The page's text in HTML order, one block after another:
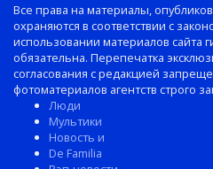
Все права на материалы,
охраняются в соответствии с
использовании материалов сайта
обязательна. Перепечатка
согласования с редакцией
фотоматериалов агентств строго
Люди
Мультики
Новость и
De Familia